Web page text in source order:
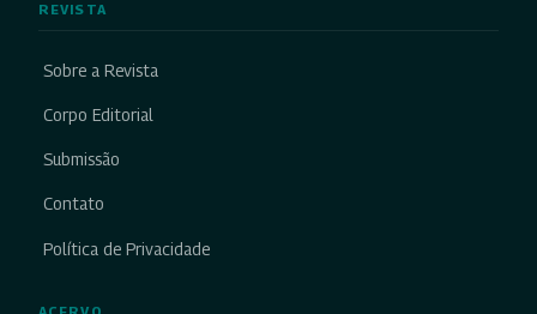
REVISTA
Sobre a Revista
Corpo Editorial
Submissão
Contato
Política de Privacidade